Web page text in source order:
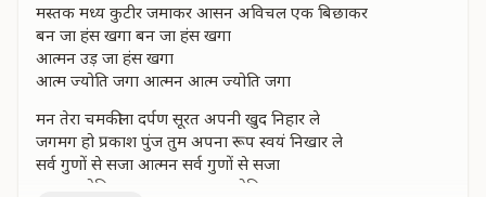
मस्तक मध्य कुटीर जमाकर आसन अविचल एक बिछाकर
बन जा हंस खगा बन जा हंस खगा
आत्मन उड़ जा हंस खगा
आत्म ज्योति जगा आत्मन आत्म ज्योति जगा
मन तेरा चमकीला दर्पण सूरत अपनी खुद निहार ले
जगमग हो प्रकाश पुंज तुम अपना रूप स्वयं निखार ले
सर्व गुणों से सजा आत्मन सर्व गुणों से सजा
आत्म ज्योति जगा आत्मन आत्म ज्योति जगा